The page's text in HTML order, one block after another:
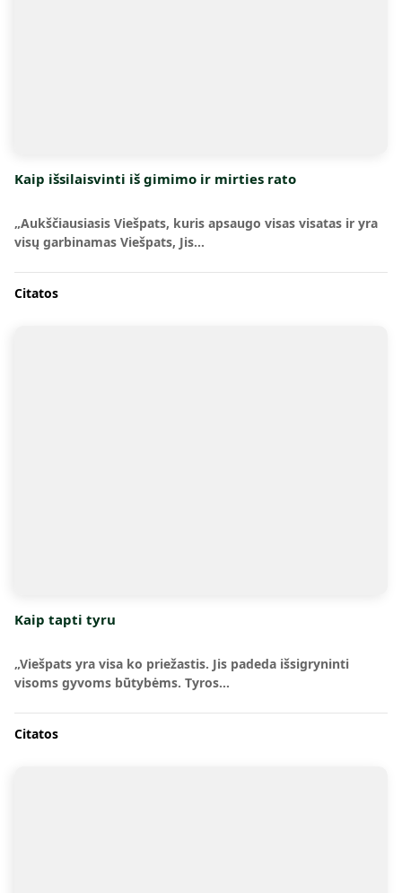
Kaip išsilaisvinti iš gimimo ir mirties rato
„Aukščiausiasis Viešpats, kuris apsaugo visas visatas ir yra
visų garbinamas Viešpats, Jis…
Citatos
Kaip tapti tyru
„Viešpats yra visa ko priežastis. Jis padeda išsigryninti
visoms gyvoms būtybėms. Tyros…
Citatos